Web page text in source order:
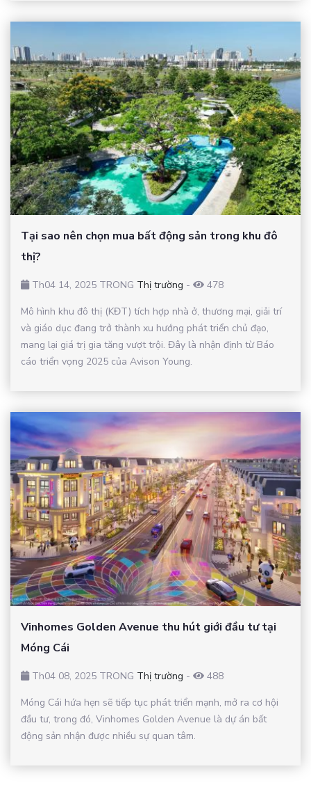
Tại sao nên chọn mua bất động sản trong khu đô
thị?
Th04 14, 2025 TRONG Thị trường -
478
Mô hình khu đô thị (KĐT) tích hợp nhà ở, thương mại, giải trí
và giáo dục đang trở thành xu hướng phát triển chủ đạo,
mang lại giá trị gia tăng vượt trội. Đây là nhận định từ Báo
cáo triển vọng 2025 của Avison Young.
Vinhomes Golden Avenue thu hút giới đầu tư tại
Móng Cái
Th04 08, 2025 TRONG Thị trường -
488
Móng Cái hứa hẹn sẽ tiếp tục phát triển mạnh, mở ra cơ hội
đầu tư, trong đó, Vinhomes Golden Avenue là dự án bất
động sản nhận được nhiều sự quan tâm.